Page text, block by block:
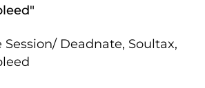
Session/ Deadnate, Soultax,